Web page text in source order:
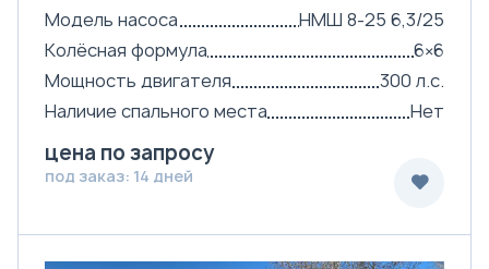
Модель насоса
НМШ 8-25 6,3/25
Колёсная формула
6×6
Мощность двигателя
300 л.с.
Наличие спального места
Нет
цена по запросу
под заказ: 14 дней